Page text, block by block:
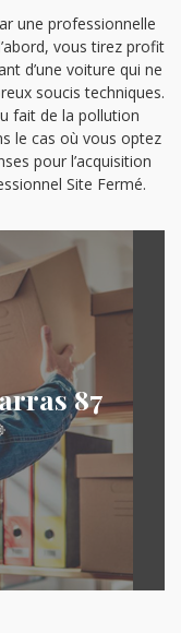
une professionnelle
vous tirez profit
d’une voiture qui ne
soucis techniques.
fait de la pollution
le cas où vous optez
pour l’acquisition
Site Fermé.
87